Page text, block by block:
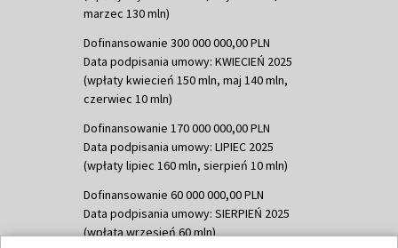
marzec 130 mln)
Dofinansowanie 300 000 000,00 PLN
Data podpisania umowy: KWIECIEŃ 2025
(wpłaty kwiecień 150 mln, maj 140 mln,
czerwiec 10 mln)
Dofinansowanie 170 000 000,00 PLN
Data podpisania umowy: LIPIEC 2025
(wpłaty lipiec 160 mln, sierpień 10 mln)
Dofinansowanie 60 000 000,00 PLN
Data podpisania umowy: SIERPIEŃ 2025
(wpłata wrzesień 60 mln)